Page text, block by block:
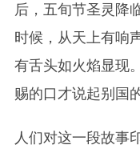
后，五旬节圣灵降
时候，从天上有响
有舌头如火焰显现
赐的口才说起别国
人们对这一段故事